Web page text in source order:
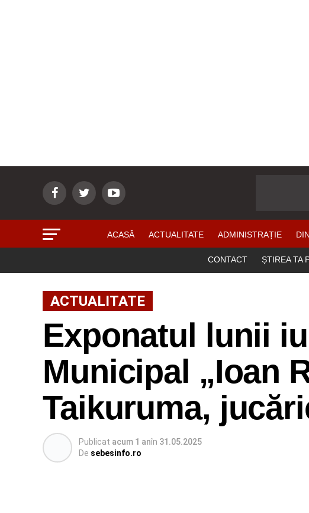
ACASĂ ACTUALITATE ADMINISTRAȚIE
CONTACT ȘTIREA TA
ACTUALITATE
Exponatul lunii
Municipal „Ioan
Taikuruma,
Publicat acum 1 anîn 31.05.2025
De sebesinfo.ro